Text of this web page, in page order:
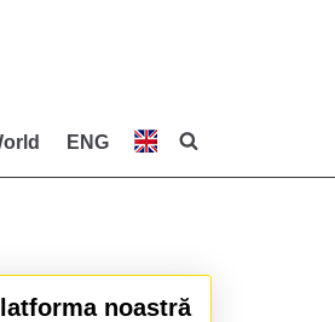
ENG
noastră